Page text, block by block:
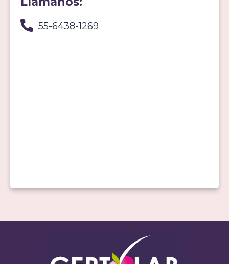
55-6438-1269